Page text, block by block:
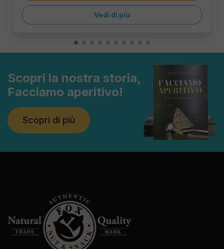
Vedi di più
Scopri la nostra storia,
Facciamo aperitivo!
Scopri di più